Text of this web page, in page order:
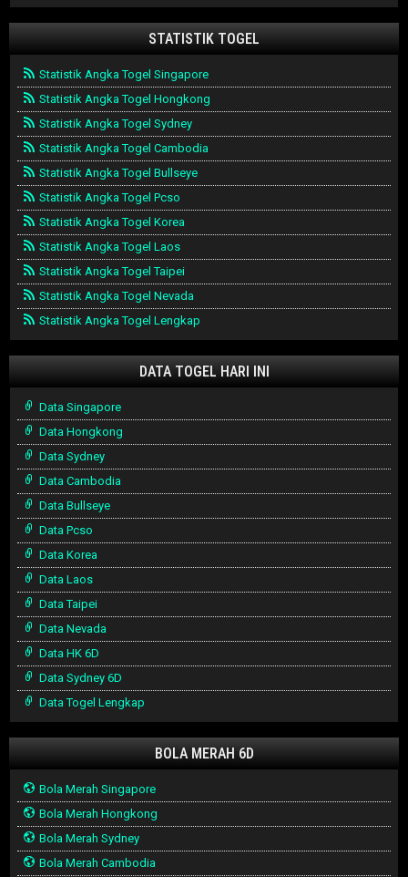
STATISTIK TOGEL
Statistik Angka Togel Singapore
Statistik Angka Togel Hongkong
Statistik Angka Togel Sydney
Statistik Angka Togel Cambodia
Statistik Angka Togel Bullseye
Statistik Angka Togel Pcso
Statistik Angka Togel Korea
Statistik Angka Togel Laos
Statistik Angka Togel Taipei
Statistik Angka Togel Nevada
Statistik Angka Togel Lengkap
DATA TOGEL HARI INI
Data Singapore
Data Hongkong
Data Sydney
Data Cambodia
Data Bullseye
Data Pcso
Data Korea
Data Laos
Data Taipei
Data Nevada
Data HK 6D
Data Sydney 6D
Data Togel Lengkap
BOLA MERAH 6D
Bola Merah Singapore
Bola Merah Hongkong
Bola Merah Sydney
Bola Merah Cambodia